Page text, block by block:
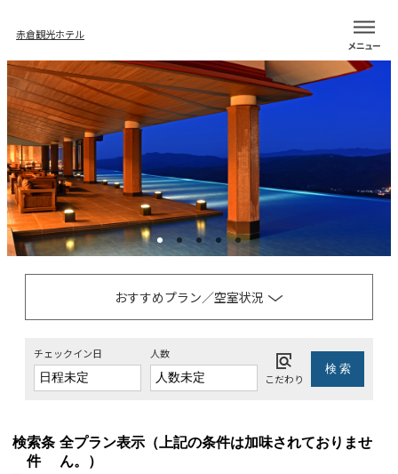
赤倉観光ホテル
おすすめプラン／空室状況
チェックイン日
人数
こだわり
検索条
件
全プラン表示（上記の条件は加味されておりませ
ん。）